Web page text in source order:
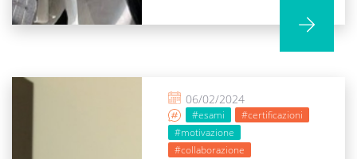
06/02/2024
#esami
#certificazioni
#motivazione
#collaborazione